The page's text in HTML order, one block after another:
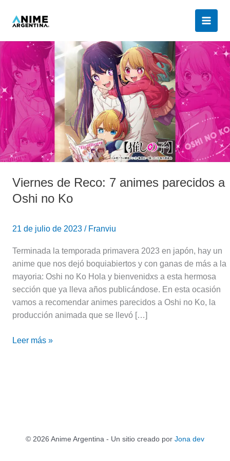
Viernes de Reco: 7 animes parecidos a
Oshi no Ko
21 de julio de 2023 / Franviu
Terminada la temporada primavera 2023 en japón, hay un
anime que nos dejó boquiabiertos y con ganas de más a la
mayoria: Oshi no Ko Hola y bienvenidxs a esta hermosa
sección que ya lleva años publicándose. En esta ocasión
vamos a recomendar animes parecidos a Oshi no Ko, la
producción animada que se llevó […]
Viernes
de
Reco:
7
animes
parecidos
a
Oshi
no
Ko
Leer más »
© 2026 Anime Argentina - Un sitio creado por Jona dev